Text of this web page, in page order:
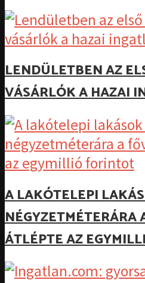
LENDÜLETBEN AZ
VÁSÁRLÓK A HAZAI
A LAKÓTELEPI
NÉGYZETMÉTERÁRA
ÁTLÉPTE AZ